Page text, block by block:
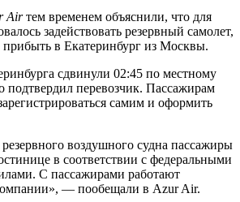
Airтем временем объяснили, что для
задействовать резервный самолет,
в Екатеринбург из Москвы.
сдвинули 02:45 по местному
подтвердил перевозчик. Пассажирам
самим и оформить
воздушного судна пассажиры
в соответствии с федеральными
С пассажирами работают
— пообещали в Azur Air.